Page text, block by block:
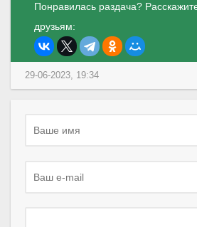
Понравилась раздача?
друзьям:
29-06-2023, 19:34